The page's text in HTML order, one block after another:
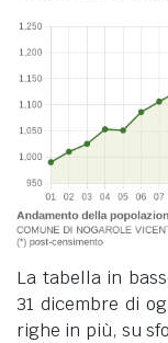
La tabella in
31 dicembre di
righe in più, su